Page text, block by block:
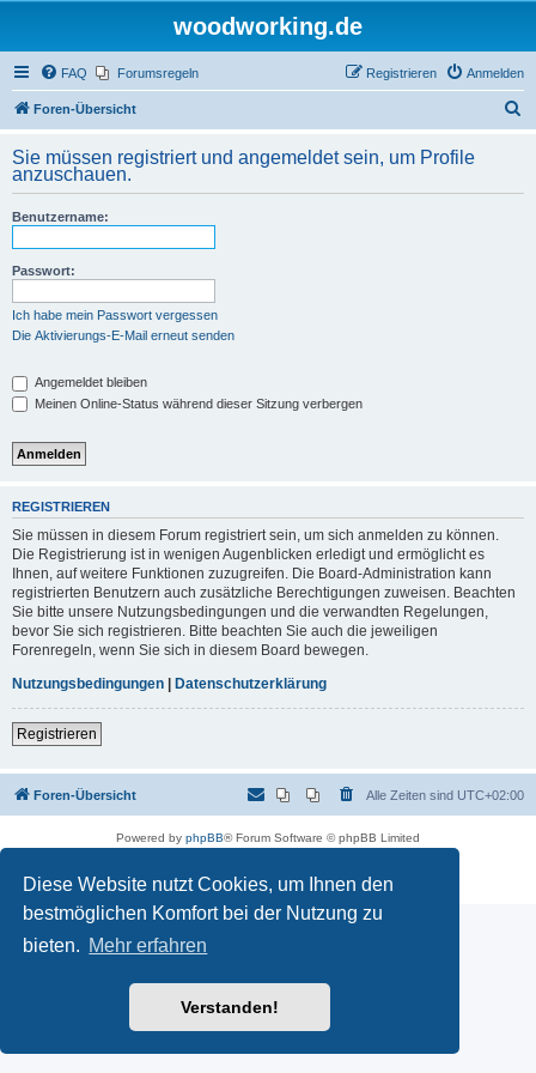
Diese Website nutzt Cookies, um Ihnen den
bestmöglichen Komfort bei der Nutzung zu
bieten. Mehr erfahren
Verstanden!
woodworking.de
FAQ Forumsregeln Anmelden
Registrieren
Foren-Übersicht
h
Sie müssen registriert und angemeldet sein, um Profile
anzuschauen.
Benutzername:
Passwort:
Ich habe mein Passwort vergessen
Die Aktivierungs-E-Mail erneut senden
Angemeldet bleiben
Meinen Online-Status während dieser Sitzung verbergen
REGISTRIEREN
Sie müssen in diesem Forum registriert sein, um sich anmelden zu können.
Die Registrierung ist in wenigen Augenblicken erledigt und ermöglicht es
Ihnen, auf weitere Funktionen zuzugreifen. Die Board-Administration kann
registrierten Benutzern auch zusätzliche Berechtigungen zuweisen. Beachten
Sie bitte unsere Nutzungsbedingungen und die verwandten Regelungen,
bevor Sie sich registrieren. Bitte beachten Sie auch die jeweiligen
Forenregeln, wenn Sie sich in diesem Board bewegen.
Nutzungsbedingungen | Datenschutzerklärung
Registrieren
Foren-Übersicht Alle Zeiten sind UTC+02:00
Powered by phpBB® Forum Software © phpBB Limited
Datenschutz|Nutzungsbedingungen